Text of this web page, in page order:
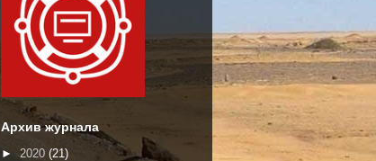
Архив журнала
► 2020 (21)